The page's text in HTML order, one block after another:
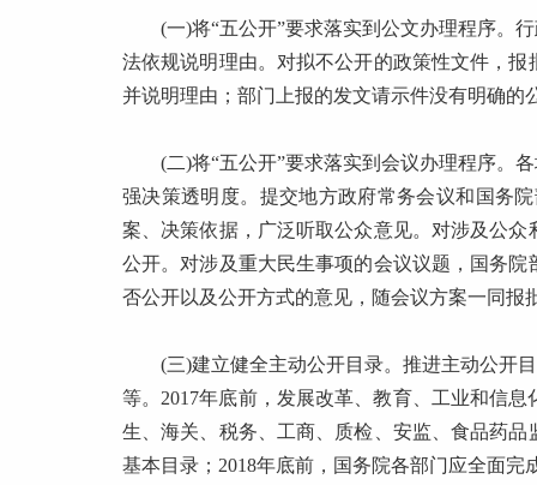
(一)将“五公开”要求落实到公文办理程序。行
法依规说明理由。对拟不公开的政策性文件，
并说明理由；部门上报的发文请示件没有明确
(二)将“五公开”要求落实到会议办理程序。各
强决策透明度。提交地方政府常务会议和国务
案、决策依据，广泛听取公众意见。对涉及公
公开。对涉及重大民生事项的会议议题，国务
否公开以及公开方式的意见，随会议方案一同
(三)建立健全主动公开目录。推进主动公开目
等。2017年底前，发展改革、教育、工业和信
生、海关、税务、工商、质检、安监、食品药
基本目录；2018年底前，国务院各部门应全面